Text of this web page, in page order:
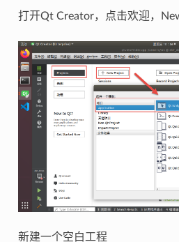
打开Qt Creator，点击欢迎，
新建一个空白工程